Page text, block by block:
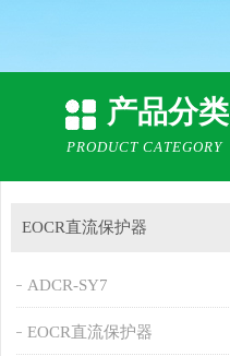
产品分类
PRODUCT CATEGORY
EOCR直流保护器
ADCR-SY7
EOCR直流保护器